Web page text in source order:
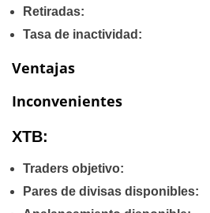
Retiradas:
Tasa de inactividad:
Ventajas
Inconvenientes
XTB:
Traders objetivo:
Pares de divisas disponibles: